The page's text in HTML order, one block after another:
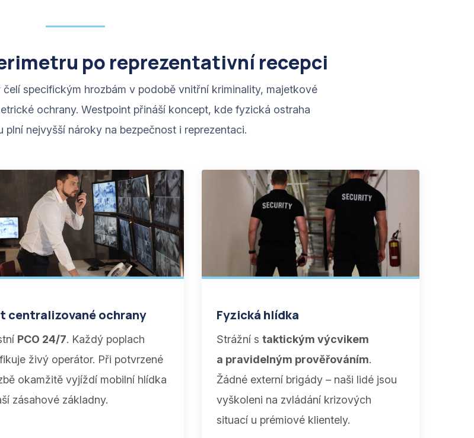
po reprezentativní recepci
specifickým hrozbám v podobě vnitřní kriminality, majetkové
ochrany. Westpoint přináší koncept, kde fyzická ostraha
plní nejvyšší nároky na bezpečnost i reprezentaci.
centralizované ochrany
PCO 24/7. Každý poplach
živý operátor. Při potvrzené
okamžitě vyjíždí mobilní hlídka
zásahové základny.
Fyzická hlídka
Strážní staktickým výcvikem
a pravidelným prověřováním.
Žádné externí brigády – naši lidé jsou
vyškoleni na zvládání krizových
situací u prémiové klientely.